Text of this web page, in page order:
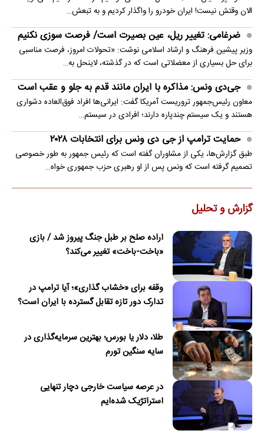
الان وقتش نیست! ایران خودرو را واگذار کردیم و به تبعش…
ضرغامی: تغییر ریل، عین بصیرت است/ فرصت سوزی نکنیم
وزیر پیشین فرهنگ و ارشاد اسلامی نوشت: «تحولات امروز، فرصت مناسبی
برای حل بسیاری از معضلاتی‌ است که در گذشته، لاینحل به…
جی‌دی ونس: مذاکره با ایران مانند قدم به جلو و عقب است
معاون رئیس‌جمهور تروریست آمریکا گفت: ایرانی‌ها افراد فوق‌العاده دشواری
هستند و یک سیستم چندپاره دارند؛ افرادی در سیستم…
حمایت ترامپ از جی دی ونس برای انتخابات ۲۰۲۸
طبق گزارش‌ها، یکی از مشاوران گفته است که رئیس جمهور به طور خصوصی
تصمیم گرفته است که ونس پس از او رهبری حزب جمهوری خواه…
گزارش و تحلیل
اراده صلح بر طبل جنگ پیروز شد / بازی
«باخت-باخت» تغییر می‌کند؟
وقفه برای «خشاب گذاری»؛ آیا ترامپ در
تدارک دور تازه تقابل گسترده با ایران است؟
طلا، دلار یا بورس؛ بهترین سرمایه‌گذاری در
سایه سنگین تورم
در عرصه سیاست خارجی دچار تنهایی
استراتژیک شده‌ایم